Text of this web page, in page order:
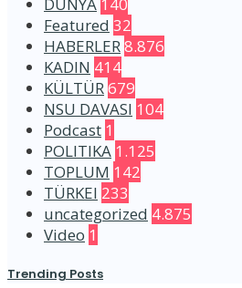
DÜNYA 140
Featured 32
HABERLER8.876
KADIN 414
KÜLTÜR679
NSU DAVASI 104
Podcast 1
POLITIKA 1.125
TOPLUM 142
TÜRKEI 233
uncategorized 4.875
Video 1
Trending Posts